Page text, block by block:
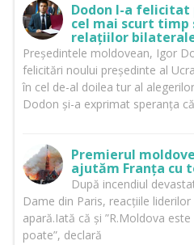
Dodon l-a felicitat
cel mai scurt timp
relațiilor
Președintele moldovean, Igor
felicitări noului președinte al
în cel de-al doilea tur al
Dodon și-a exprimat speranța că
Premierul
ajutăm Franța cu
După incendiul
Dame din Paris, reacțiile
apară.Iată că și ”R.Moldova
poate”, declară